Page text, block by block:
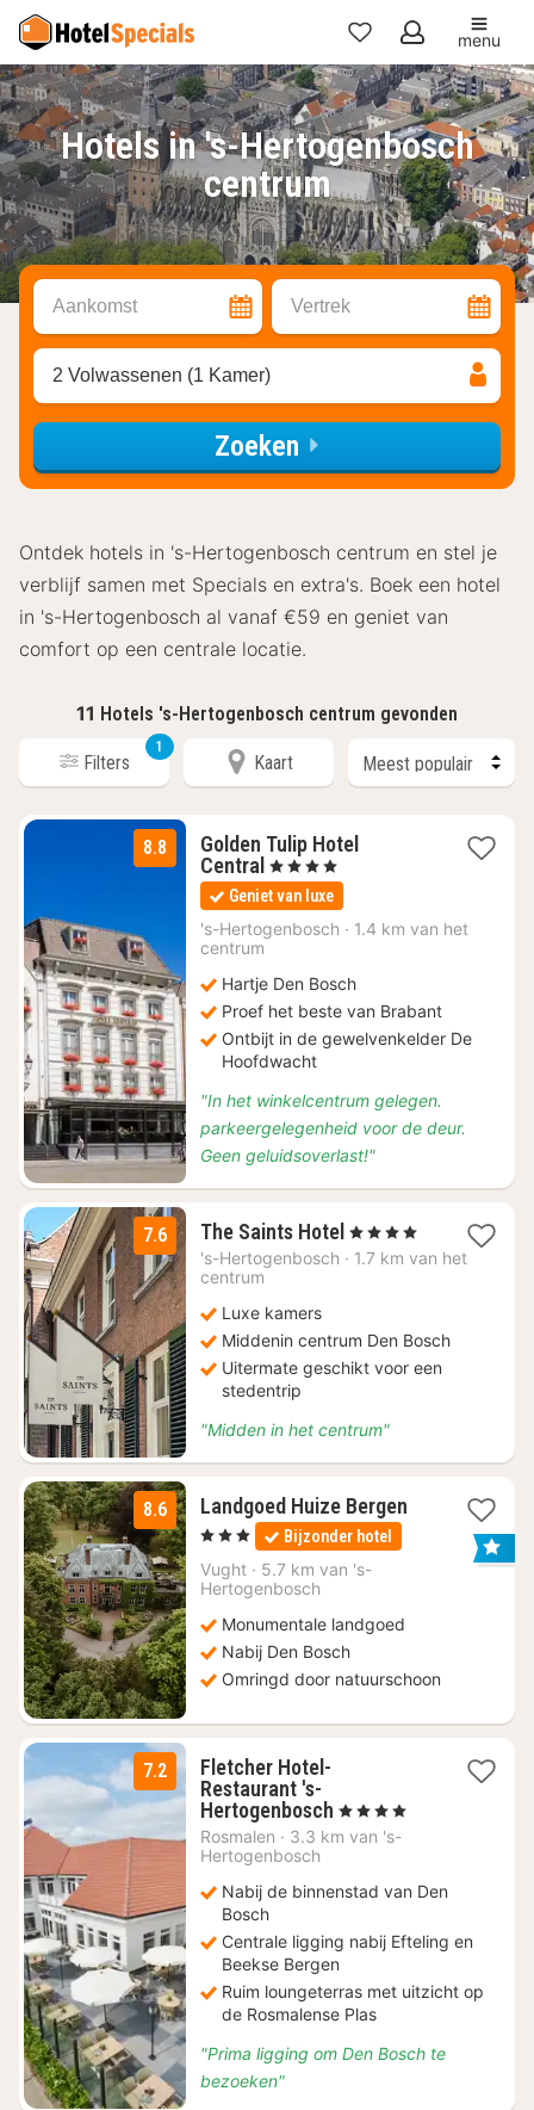
Mijn
favorieten
menu
Hotels in 's-Hertogenbosch
centrum
Aankomst Vertrek
2 Volwassenen (1 Kamer)
Zoeken
Ontdek hotels in 's-Hertogenbosch centrum en stel je
verblijf samen met Specials en extra's. Boek een hotel
in 's-Hertogenbosch al vanaf €59 en geniet van
comfort op een centrale locatie.
11 Hotels 's-Hertogenbosch centrum gevonden
Filters
1
Kaart
8.8
Golden Tulip Hotel
Central 1
nacht
vanaf
€
, 4 Sterren
Geniet van luxe
's-Hertogenbosch · 1.4 km van het
centrum
Hartje Den Bosch
Proef het beste van Brabant
Ontbijt in de gewelvenkelder De
Hoofdwacht
"In het winkelcentrum gelegen.
parkeergelegenheid voor de deur.
Geen geluidsoverlast!"
7.6 The Saints Hotel 1
nacht
, 4 Sterren
's-Hertogenbosch · 1.7 km van het
centrum
Luxe kamers
Middenin centrum Den Bosch
Uitermate geschikt voor een
stedentrip
"Midden in het centrum"
8.6 Landgoed Huize Bergen1
, 3 Sterren Bijzonder hotel
Vught · 5.7 km van 's-
Hertogenbosch
Monumentale landgoed
Nabij Den Bosch
Omringd door natuurschoon
7.2
Fletcher Hotel-
Restaurant 's-
Hertogenbosch 1
nacht
109
, 4 Sterren
Rosmalen · 3.3 km van 's-
Hertogenbosch
Nabij de binnenstad van Den
Bosch
Centrale ligging nabij Efteling en
Beekse Bergen
Ruim loungeterras met uitzicht op
de Rosmalense Plas
"Prima ligging om Den Bosch te
bezoeken"